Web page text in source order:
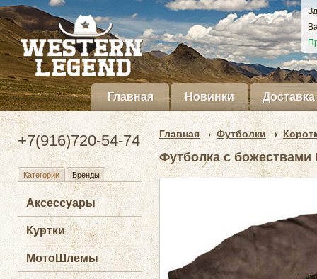
Главная Новинки Доставка
+7(916)720-54-74
Категории Бренды
Аксессуары
Куртки
МотоШлемы
Главная Футболки
Футболка с божествами